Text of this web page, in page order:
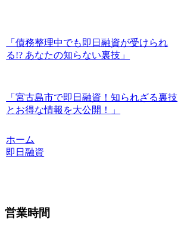
「債務整理中でも即日融資が受けられ
る!? あなたの知らない裏技」
「宮古島市で即日融資！知られざる裏技
とお得な情報を大公開！」
ホーム
即日融資
営業時間